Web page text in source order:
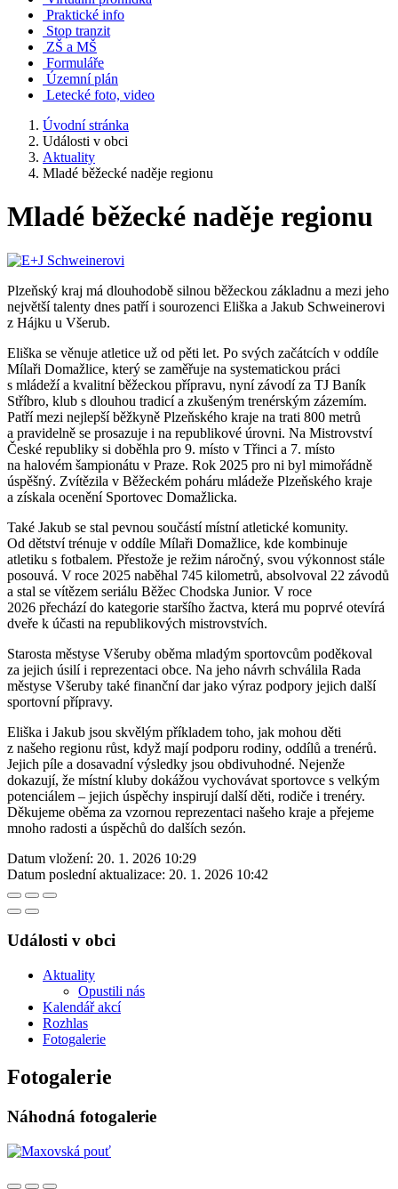
Praktické info
Stop tranzit
ZŠ a MŠ
Formuláře
Územní plán
Letecké foto, video
Úvodní stránka
Události v obci
Aktuality
Mladé běžecké naděje regionu
Mladé běžecké naděje regionu
Plzeňský kraj má dlouhodobě silnou běžeckou základnu a mezi jeho
největší talenty dnes patří i sourozenci Eliška a Jakub Schweinerovi
z Hájku u Všerub.
Eliška se věnuje atletice už od pěti let. Po svých začátcích v oddíle
Mílaři Domažlice, který se zaměřuje na systematickou práci
s mládeží a kvalitní běžeckou přípravu, nyní závodí za TJ Baník
Stříbro, klub s dlouhou tradicí a zkušeným trenérským zázemím.
Patří mezi nejlepší běžkyně Plzeňského kraje na trati 800 metrů
a pravidelně se prosazuje i na republikové úrovni. Na Mistrovství
České republiky si doběhla pro 9. místo v Třinci a 7. místo
na halovém šampionátu v Praze. Rok 2025 pro ni byl mimořádně
úspěšný. Zvítězila v Běžeckém poháru mládeže Plzeňského kraje
a získala ocenění Sportovec Domažlicka.
Také Jakub se stal pevnou součástí místní atletické komunity.
Od dětství trénuje v oddíle Mílaři Domažlice, kde kombinuje
atletiku s fotbalem. Přestože je režim náročný, svou výkonnost stále
posouvá. V roce 2025 naběhal 745 kilometrů, absolvoval 22 závodů
a stal se vítězem seriálu Běžec Chodska Junior. V roce
2026 přechází do kategorie staršího žactva, která mu poprvé otevírá
dveře k účasti na republikových mistrovstvích.
Starosta městyse Všeruby oběma mladým sportovcům poděkoval
za jejich úsilí i reprezentaci obce. Na jeho návrh schválila Rada
městyse Všeruby také finanční dar jako výraz podpory jejich další
sportovní přípravy.
Eliška i Jakub jsou skvělým příkladem toho, jak mohou děti
z našeho regionu růst, když mají podporu rodiny, oddílů a trenérů.
Jejich píle a dosavadní výsledky jsou obdivuhodné. Nejenže
dokazují, že místní kluby dokážou vychovávat sportovce s velkým
potenciálem – jejich úspěchy inspirují další děti, rodiče i trenéry.
Děkujeme oběma za vzornou reprezentaci našeho kraje a přejeme
mnoho radosti a úspěchů do dalších sezón.
Datum vložení: 20. 1. 2026 10:29
Datum poslední aktualizace: 20. 1. 2026 10:42
Události v obci
Aktuality
Opustili nás
Kalendář akcí
Rozhlas
Fotogalerie
Fotogalerie
Náhodná fotogalerie